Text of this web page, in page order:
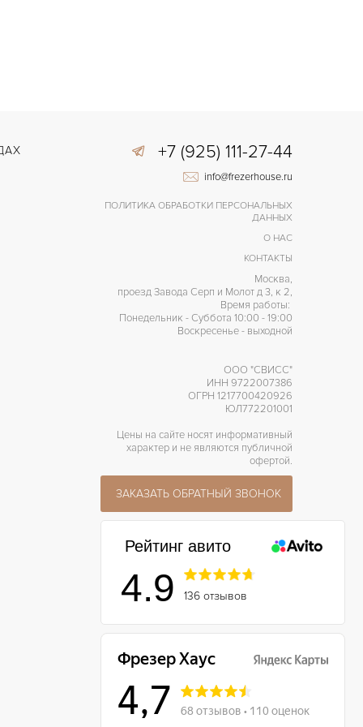
+7 (925) 111-27-44
info@frezerhouse.ru
ПОЛИТИКА ОБРАБОТКИ ПЕРСОНАЛЬНЫХ
ДАННЫХ
О НАС
КОНТАКТЫ
Москва,
проезд Завода Серп и Молот д 3, к 2,
Время работы:
Понедельник - Суббота 10:00 - 19:00
Воскресенье - выходной
ООО "СВИСС"
ИНН 9722007386
ОГРН 1217700420926
ЮЛ772201001
Цены на сайте носят информативный
характер и не являются публичной
офертой.
ЗАКАЗАТЬ ОБРАТНЫЙ ЗВОНОК
Рейтинг авито
4.9 136 отзывов